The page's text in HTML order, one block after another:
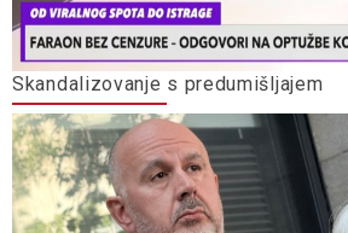
Skandalizovanje s predumišljajem